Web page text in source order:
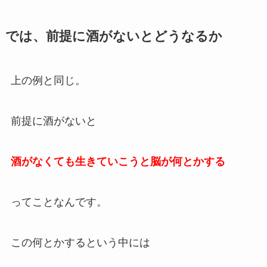
では、前提に酒がないとどうなるか
上の例と同じ。
前提に酒がないと
酒がなくても生きていこうと脳が何とかする
ってことなんです。
この何とかするという中には